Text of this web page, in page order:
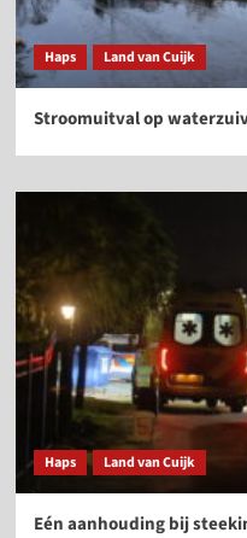
Haps Land van Cuijk
Stroomuitval op
Haps Land van Cuijk
Eén aanhouding bij